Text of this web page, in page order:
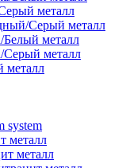
металл
Серый металл
Белый металл
Серый металл
металл
system
металл
металл